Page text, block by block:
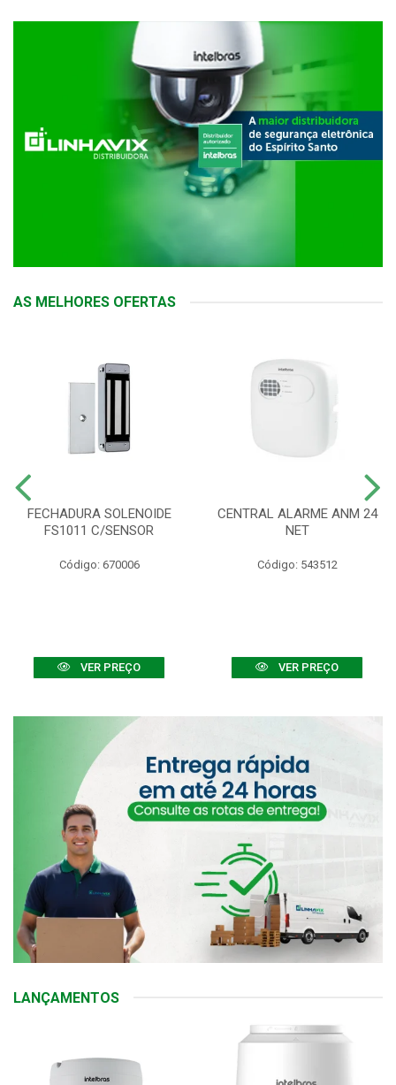
AS MELHORES OFERTAS
FECHADURA SOLENOIDE
FS1011 C/SENSOR
Código: 670006
VER PREÇO
CENTRAL ALARME ANM 24
NET
Código: 543512
VER PREÇO
LANÇAMENTOS